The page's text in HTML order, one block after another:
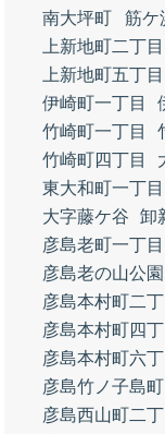
南大坪町
筋ケ
上新地町二丁目
上新地町五丁目
伊崎町一丁目
竹崎町一丁目
竹崎町四丁目
東大和町一丁目
大字藤ケ谷
卸
彦島老町一丁目
彦島老の山公園
彦島本村町二丁
彦島本村町四丁
彦島本村町六丁
彦島竹ノ子島町
彦島西山町二丁